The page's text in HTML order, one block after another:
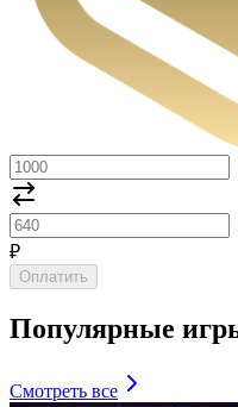
₽
Оплатить
Популярные
Смотреть все